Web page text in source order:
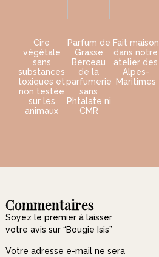
Cire
végétale
sans
substances
toxiques et
non testée
sur les
animaux
Parfum de
Grasse
Berceau
de la
parfumerie
sans
Phtalate ni
CMR
Fait maison
dans notre
atelier des
Alpes-
Maritimes
Commentaires
Soyez le premier à laisser
votre avis sur “Bougie Isis”
Votre adresse e-mail ne sera